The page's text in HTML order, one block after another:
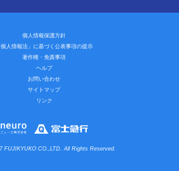
個人情報保護方針
個人情報法」に基づく公表事項の提示
著作権・免責事項
ヘルプ
お問い合わせ
サイトマップ
リンク
FUJIKYUKO CO.,LTD. All Rights Reserved.